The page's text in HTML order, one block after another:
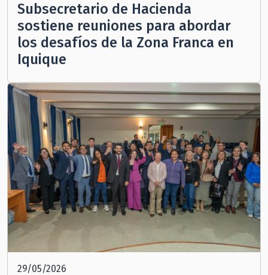
Subsecretario de Hacienda
sostiene reuniones para abordar
los desafíos de la Zona Franca en
Iquique
29/05/2026